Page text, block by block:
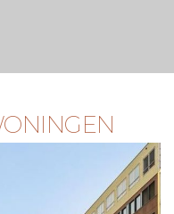
Er wordt
noch voor de